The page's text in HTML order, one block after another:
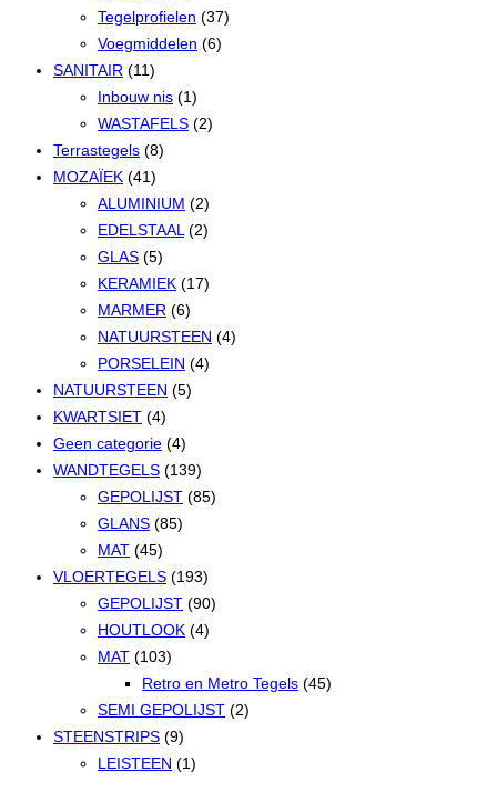
Tegelprofielen (37)
Voegmiddelen (6)
SANITAIR (11)
Inbouw nis (1)
WASTAFELS (2)
Terrastegels (8)
MOZAÏEK (41)
ALUMINIUM (2)
EDELSTAAL (2)
GLAS (5)
KERAMIEK (17)
MARMER (6)
NATUURSTEEN (4)
PORSELEIN (4)
NATUURSTEEN (5)
KWARTSIET (4)
Geen categorie (4)
WANDTEGELS (139)
GEPOLIJST (85)
GLANS (85)
MAT (45)
VLOERTEGELS (193)
GEPOLIJST (90)
HOUTLOOK (4)
MAT (103)
Retro en Metro Tegels (45)
SEMI GEPOLIJST (2)
STEENSTRIPS (9)
LEISTEEN (1)